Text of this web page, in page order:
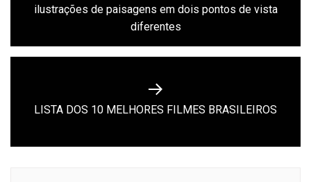
Previous
post:
ilustrações de paisagens em dois pontos de vista
diferentes
Next
LISTA DOS 10 MELHORES FILMES BRASILEIROS